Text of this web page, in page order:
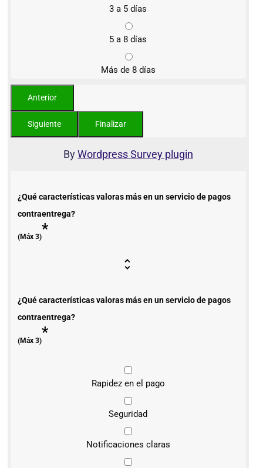
3 a 5 días
5 a 8 días
Más de 8 días
ByWordpress Survey plugin
¿Qué características valoras más en un servicio de pagos
contraentrega?
(Máx 3)*
¿Qué características valoras más en un servicio de pagos
contraentrega?
(Máx 3)*
Rapidez en el pago
Seguridad
Notificaciones claras